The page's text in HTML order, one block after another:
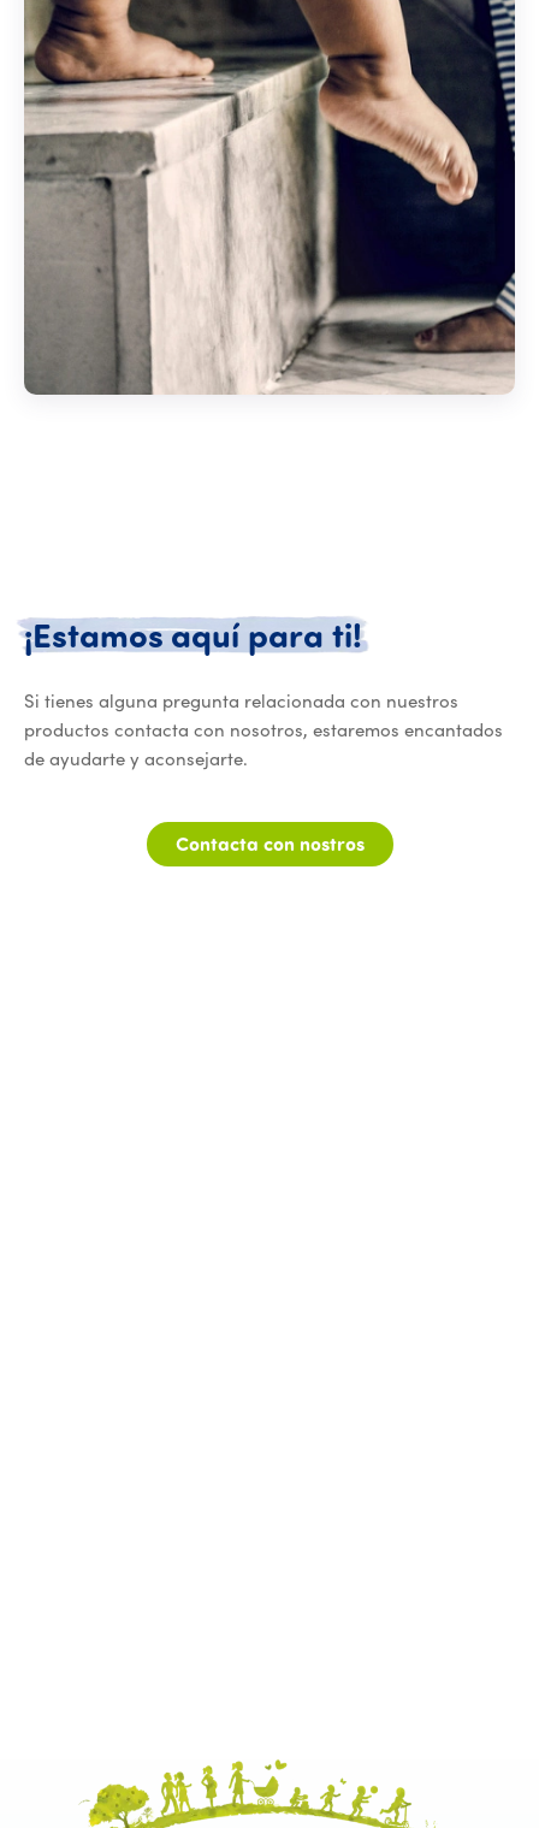
¡Estamos aquí para ti!¡Estamos
Si tienes alguna pregunta relacionada con nuestros
productos contacta con nosotros, estaremos encantados
de ayudarte y aconsejarte.
Contacta con nostros